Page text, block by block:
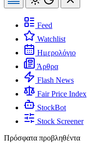
Feed
Watchlist
Ημερολόγιο
Άρθρα
Flash News
Fair Price Index
StockBot
Stock Screener
Πρόσφατα προβληθέντα